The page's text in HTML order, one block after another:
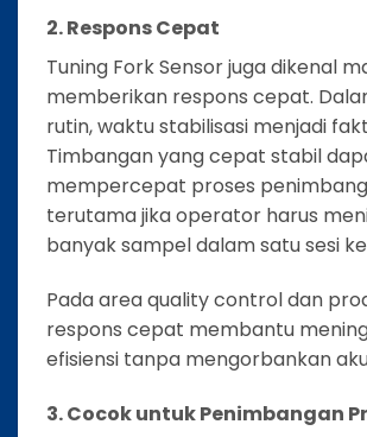
2. Respons Cepat
Tuning Fork Sensor juga dikenal
memberikan respons cepat.
rutin, waktu stabilisasi menjadi
Timbangan yang cepat stabil
mempercepat proses
terutama jika operator harus
banyak sampel dalam satu sesi
Pada area quality control dan
respons cepat membantu
efisiensi tanpa mengorbankan
3. Cocok untuk Penimbangan